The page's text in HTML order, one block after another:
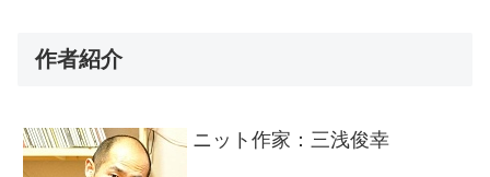
作者紹介
ニット作家：三浅俊幸